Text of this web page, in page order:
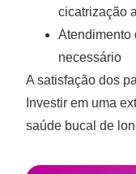
cicatrização
Atendimento
necessário
A satisfação dos
Investir em uma
saúde bucal de